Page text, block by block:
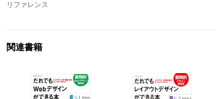
リファレンス
関連書籍